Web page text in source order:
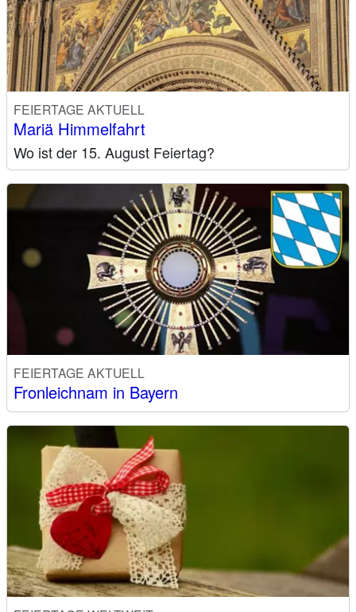
FEIERTAGE AKTUELL
Mariä Himmelfahrt
Wo ist der 15. August Feiertag?
FEIERTAGE AKTUELL
Fronleichnam in Bayern